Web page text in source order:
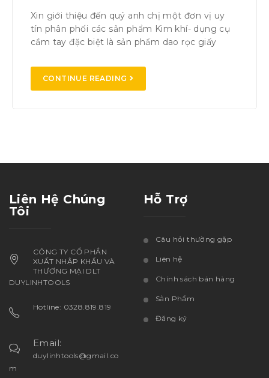
Xin giới thiệu đến quý anh chị một đơn vị uy
tín phân phối các sản phẩm Kim khí- dụng cụ
cầm tay đặc biệt là sản phẩm dao rọc giấy
CONTINUE READING
Liên Hệ Chúng
Tôi
CÔNG TY CỔ PHẦN
XUẤT NHẬP KHẨU VÀ
THƯƠNG MẠI DLT
DUYLINHTOOLS
Hotline: 0328.819.819
Email:
duylinhtools@gmail.co
m
Hỗ Trợ
Câu hỏi thường gặp
Liên hệ
Chính sách bán hàng
Sản Phẩm
Đăng ký